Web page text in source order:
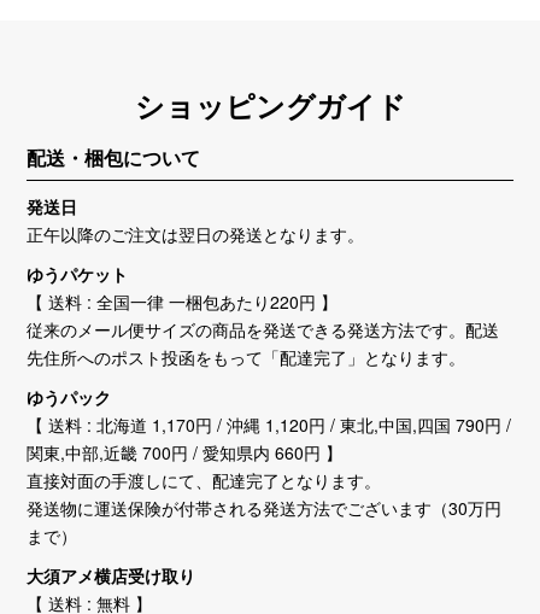
ショッピングガイド
配送・梱包について
発送日
正午以降のご注文は翌日の発送となります。
ゆうパケット
【 送料 : 全国一律 一梱包あたり220円 】
従来のメール便サイズの商品を発送できる発送方法です。配送
先住所へのポスト投函をもって「配達完了」となります。
ゆうパック
【 送料 : 北海道 1,170円 / 沖縄 1,120円 / 東北,中国,四国 790円 /
関東,中部,近畿 700円 / 愛知県内 660円 】
直接対面の手渡しにて、配達完了となります。
発送物に運送保険が付帯される発送方法でございます（30万円
まで）
大須アメ横店受け取り
【 送料 : 無料 】